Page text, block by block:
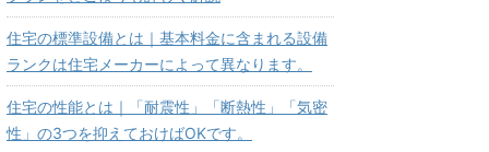
住宅の標準設備とは｜基本料金に含まれる設備
ランクは住宅メーカーによって異なります。
住宅の性能とは｜「耐震性」「断熱性」「気密
性」の3つを抑えておけばOKです。